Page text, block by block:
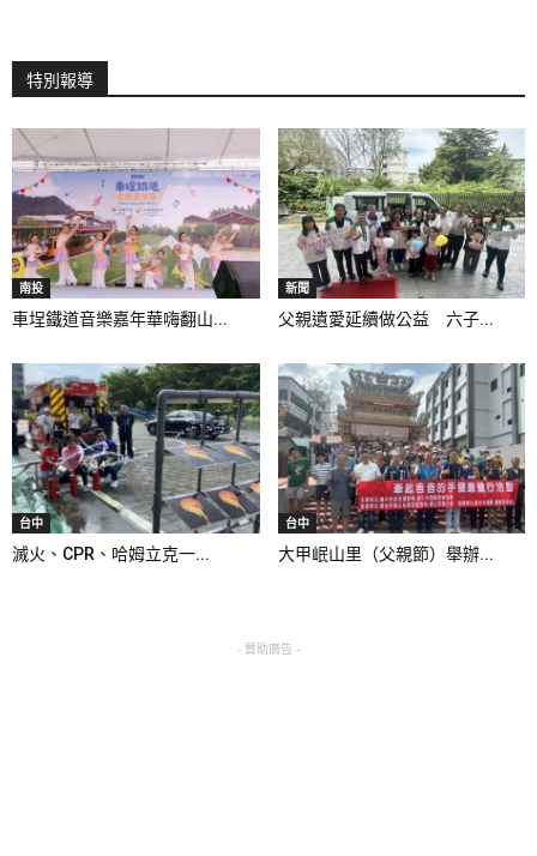
特別報導
南投
車埕鐵道音樂嘉年華嗨翻山...
新聞
父親遺愛延續做公益 六子...
台中
滅火、CPR、哈姆立克一...
台中
大甲岷山里（父親節）舉辦...
- 贊助廣告 -